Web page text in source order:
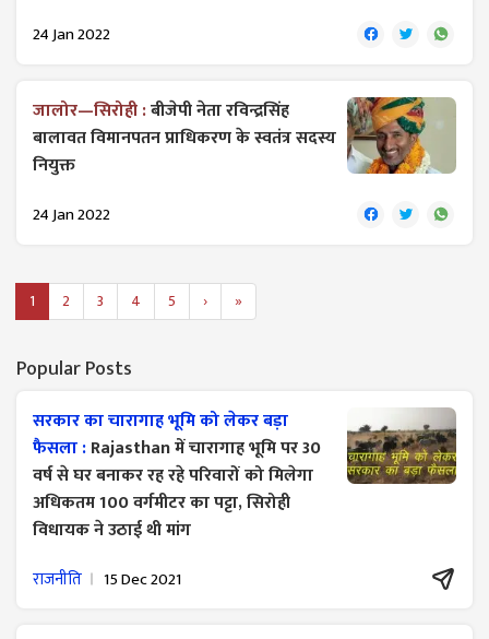
24 Jan 2022
जालोर—सिरोही :बीजेपी नेता रविन्द्रसिंह
बालावत विमानपतन प्राधिकरण के स्वतंत्र सदस्य
नियुक्त
24 Jan 2022
1 2 3 4 5 › »
Popular Posts
सरकार का चारागाह भूमि को लेकर बड़ा
फैसला :Rajasthan में चारागाह भूमि पर 30
वर्ष से घर बनाकर रह रहे परिवारों को मिलेगा
अधिकतम 100 वर्गमीटर का पट्टा, सिरोही
विधायक ने उठाई थी मांग
राजनीति 15 Dec 2021